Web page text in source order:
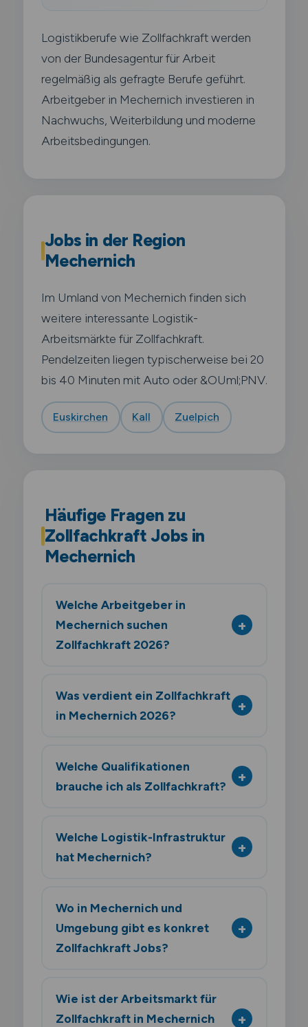
Logistikberufe wie Zollfachkraft werden
von der Bundesagentur für Arbeit
regelmäßig als gefragte Berufe geführt.
Arbeitgeber in Mechernich investieren in
Nachwuchs, Weiterbildung und moderne
Arbeitsbedingungen.
Jobs in der Region
Mechernich
Im Umland von Mechernich finden sich
weitere interessante Logistik-
Arbeitsmärkte für Zollfachkraft.
Pendelzeiten liegen typischerweise bei 20
bis 40 Minuten mit Auto oder &OUml;PNV.
Euskirchen Kall Zuelpich
Häufige Fragen zu
Zollfachkraft Jobs in
Mechernich
Welche Arbeitgeber in
Mechernich suchen
Zollfachkraft 2026?
Was verdient ein Zollfachkraft
in Mechernich 2026?
Welche Qualifikationen
brauche ich als Zollfachkraft?
Welche Logistik-Infrastruktur
hat Mechernich?
Wo in Mechernich und
Umgebung gibt es konkret
Zollfachkraft Jobs?
Wie ist der Arbeitsmarkt für
Zollfachkraft in Mechernich